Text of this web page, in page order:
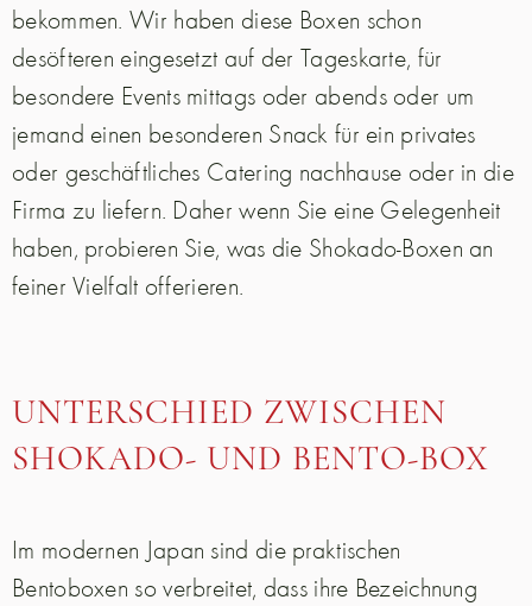
bekommen. Wir haben diese Boxen schon
desöfteren eingesetzt auf der Tageskarte, für
besondere Events mittags oder abends oder um
jemand einen besonderen Snack für ein privates
oder geschäftliches Catering nachhause oder in die
Firma zu liefern. Daher wenn Sie eine Gelegenheit
haben, probieren Sie, was die Shokado-Boxen an
feiner Vielfalt offerieren.
UNTERSCHIED ZWISCHEN
SHOKADO- UND BENTO-BOX
Im modernen Japan sind die praktischen
Bentoboxen so verbreitet, dass ihre Bezeichnung